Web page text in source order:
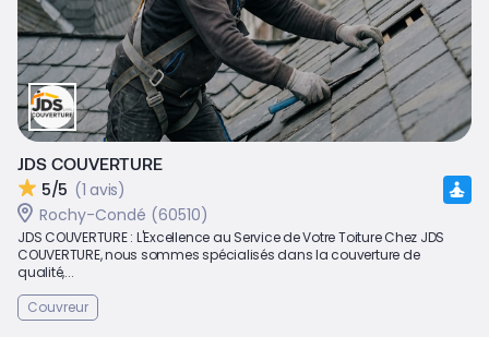
JDS COUVERTURE
5/5 (1 avis)
Rochy-Condé (60510)
JDS COUVERTURE : L'Excellence au Service de Votre Toiture Chez JDS
COUVERTURE, nous sommes spécialisés dans la couverture de
qualité,...
Couvreur